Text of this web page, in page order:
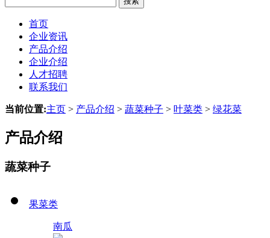
首页
企业资讯
产品介绍
企业介绍
人才招聘
联系我们
当前位置:主页 > 产品介绍 > 蔬菜种子 > 叶菜类 > 绿花菜
产品介绍
蔬菜种子
果菜类
南瓜